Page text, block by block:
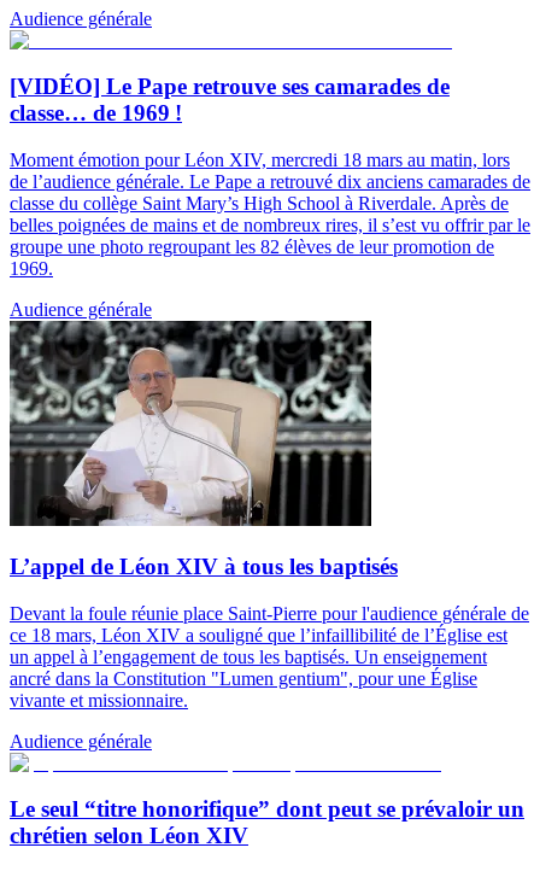
Audience générale
[VIDÉO] Le Pape retrouve ses camarades de
classe… de 1969 !
Moment émotion pour Léon XIV, mercredi 18 mars au matin, lors
de l’audience générale. Le Pape a retrouvé dix anciens camarades de
classe du collège Saint Mary’s High School à Riverdale. Après de
belles poignées de mains et de nombreux rires, il s’est vu offrir par le
groupe une photo regroupant les 82 élèves de leur promotion de
1969.
Audience générale
L’appel de Léon XIV à tous les baptisés
Devant la foule réunie place Saint-Pierre pour l'audience générale de
ce 18 mars, Léon XIV a souligné que l’infaillibilité de l’Église est
un appel à l’engagement de tous les baptisés. Un enseignement
ancré dans la Constitution "Lumen gentium", pour une Église
vivante et missionnaire.
Audience générale
Le seul “titre honorifique” dont peut se prévaloir un
chrétien selon Léon XIV